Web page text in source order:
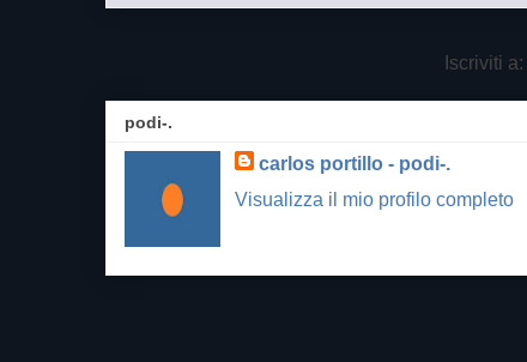
Iscriviti a:
podi-.
carlos portillo - podi-.
Visualizza il mio profilo completo